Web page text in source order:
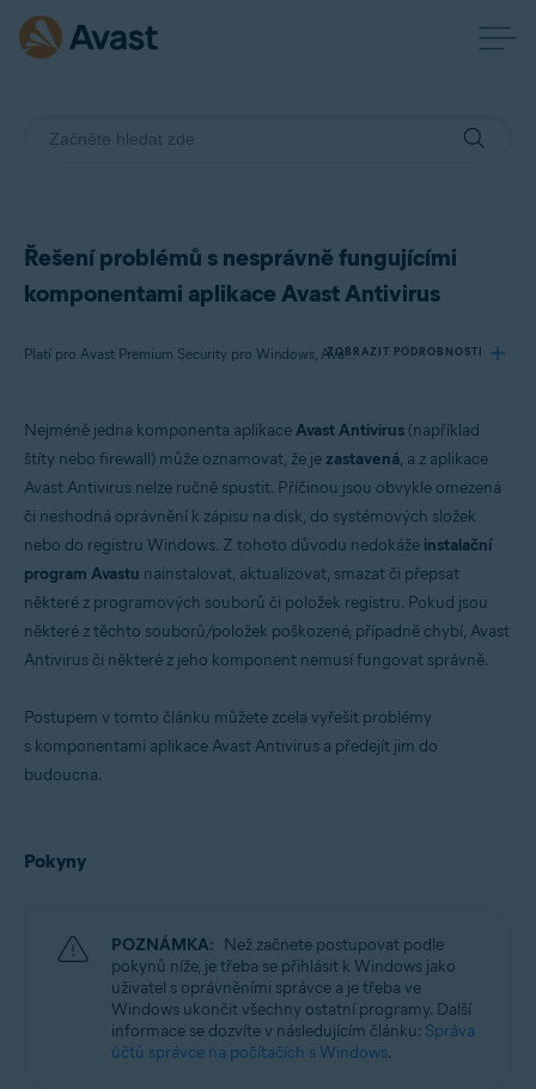
Řešení problémů s nesprávně fungujícími
komponentami aplikace Avast Antivirus
Platí pro Avast Premium Security pro Windows, Avast Free Antivirus pro Windows
ZOBRAZIT PODROBNOSTI
Produkty:
Avast Free Antivirus 22.x pro Windows
Operační systémy:
Microsoft Windows 11 Home / Pro / Enterprise / Education
Microsoft Windows 10 Home / Pro / Enterprise / Education – 32/64bitový
Microsoft Windows 8.1 / Pro / Enterprise – 32/64bitový
Microsoft Windows 7 Home Basic / Home Premium / Professional /
Update, 32/64bitový
Nejméně jedna komponenta aplikaceAvast Antivirus (například
štíty nebo firewall) může oznamovat, že je zastavená, a z aplikace
Avast Antivirus nelze ručně spustit. Příčinou jsou obvykle omezená
či neshodná oprávnění k zápisu na disk, do systémových složek
nebo do registru Windows. Z tohoto důvodu nedokáže instalační
program Avastu nainstalovat, aktualizovat, smazat či přepsat
některé z programových souborů či položek registru. Pokud jsou
některé z těchto souborů/položek poškozené, případně chybí, Avast
Antivirus či některé z jeho komponent nemusí fungovat správně.
Postupem v tomto článku můžete zcela vyřešit problémy
s komponentami aplikace Avast Antivirus a předejít jim do
budoucna.
Pokyny
POZNÁMKA: Než začnete postupovat podle
pokynů níže, je třeba se přihlásit k Windows jako
uživatel s oprávněními správce a je třeba ve
Windows ukončit všechny ostatní programy. Další
informace se dozvíte v následujícím článku: Správa
účtů správce na počítačích s Windows.